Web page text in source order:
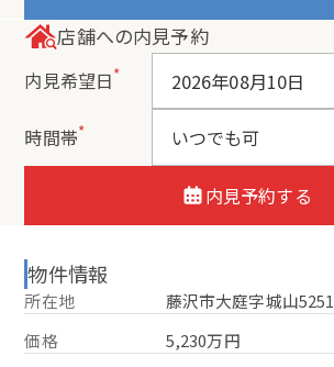
店舗への内見予約
内見希望日*
時間帯*
内見予約する
物件情報
所在地 藤沢市大庭字城山5251
価格 5,230万円